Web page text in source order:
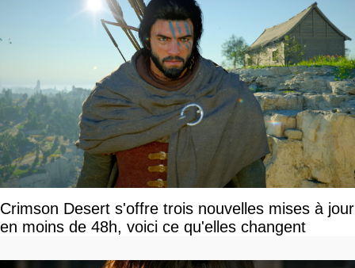
Crimson Desert s'offre trois nouvelles mises à jour
en moins de 48h, voici ce qu'elles changent